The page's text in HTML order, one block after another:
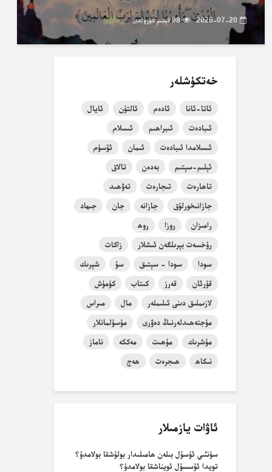
2026-07-20 98 قېتىم كۆرۈلدى
خەتكۈشلەر
ئاتا-ئانا ئادەم ئالتۇن
ئايال
ئىبادەت
ئىبراھىم
ئىسلام
ئىسلامدا ئىبادەت
ئىمان
ئۆسۈم
ئېلىم-سېتىم
بەدەن
تالاق
تاھارەت
تىجارەت
تەۋھىد
جازانىخورلۇق
جازانە جان
جىھاد
رامىزان
روزا
روھ
رۇخسەت بېرىلگەن ئىشلار
زاكات
سودا
سودا - سېتىق سۇ
شېرىك
قۇرئان
قەرز كىتاب
كۈمۈش
لازىملىق دىنى ئىلىملەر
مال
مىراس
مۇجتەھىدلەرنىڭ دەۋرى
مۇسۇلمانلار
مۇشرىك
مۇھىت مەككە
ناماز
نىكاھ
ھىجرەت ھەج
ئاۋات يازمىلار
سۈنئىي ئۇسۇل بىلەن ھامىلىدار بولۇشقا بولامدۇ؟
تويدا ئۇسسۇل ئويناشقا بولامدۇ؟